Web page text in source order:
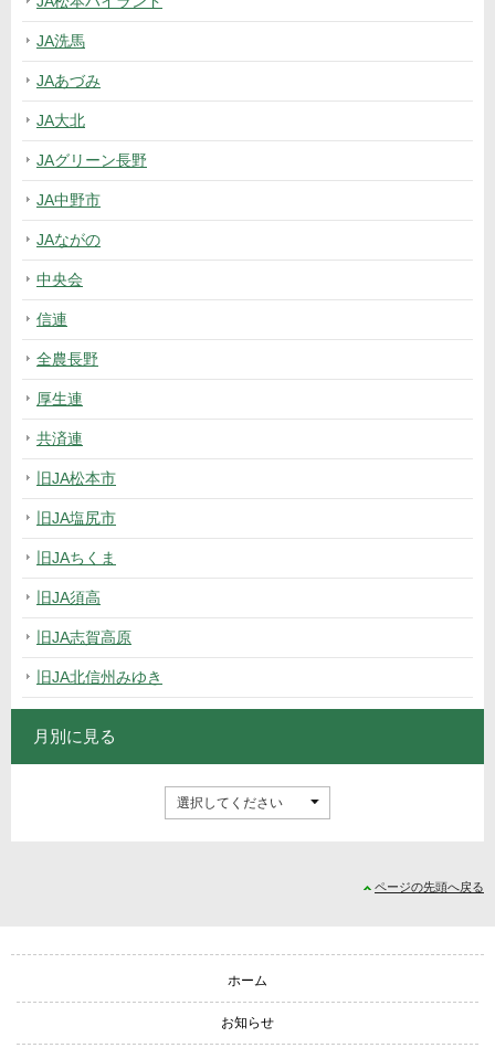
JA洗馬
JAあづみ
JA大北
JAグリーン長野
JA中野市
JAながの
中央会
信連
全農長野
厚生連
共済連
旧JA松本市
旧JA塩尻市
旧JAちくま
旧JA須高
旧JA志賀高原
旧JA北信州みゆき
月別に見る
サイトナビゲーション
ホーム
お知らせ
ページの先頭へ戻る